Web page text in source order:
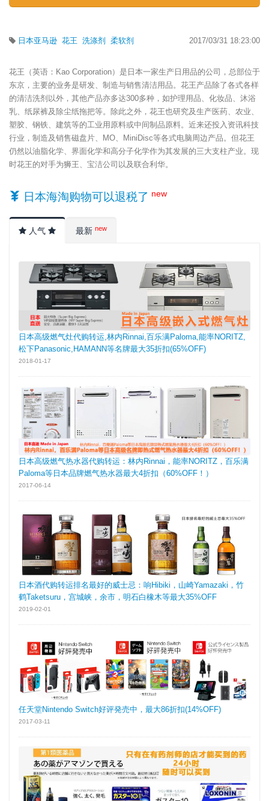
日本亚马逊 花王 洗涤剂 柔软剂 2017/03/31 18:23:00
花王（英语：Kao Corporation）是日本一家生产日用品的公司，总部位于
东京，主要的业务是研发、制造与销售清洁用品。花王产品除了各式各样
的清洁洗剂以外，其他产品亦多达300多种，如护理用品、化妆品、沐浴
乳、纸尿裤及除尘纸拖把等。除此之外，花王也研究及生产医药、农业、
塑胶、钢铁、建筑等的工业用原料或中间制品原料。近来还投入资讯科技
行业，制造及销售磁盘片、MO、MiniDisc等各式电脑周边产品。但花王
仍然以油脂化学、界面化学和高分子化学作为其发展的三大支柱产业。现
时花王的对手为狮王、宝洁公司以及联合利华。
日本海淘购物可以退税了 new
人气 最新 new
日本高级燃气灶代购转运,林内Rinnai,百乐满Paloma,能率NORITZ,
松下Panasonic,HAMANN等名牌最大35折扣(65%OFF)
2018-01-17
日本高级燃气热水器代购转运：林内Rinnai，能率NORITZ，百乐满
Paloma等日本品牌燃气热水器最大4折扣（60%OFF！）
2017-06-14
日本酒代购转运排名最好的威士忌：响Hibiki，山崎Yamazaki，竹
鹤Taketsuru，宫城峡，余市，明石白橡木等最大35%OFF
2019-02-01
任天堂Nintendo Switch好评発売中，最大86折扣(14%OFF)
2017-03-11